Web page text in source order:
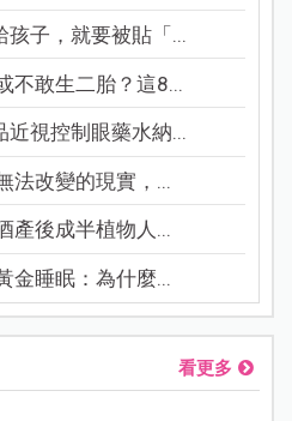
孩子，就要被貼「...
不敢生二胎？這8...
近視控制眼藥水納...
法改變的現實，...
產後成半植物人...
金睡眠：為什麼...
看更多